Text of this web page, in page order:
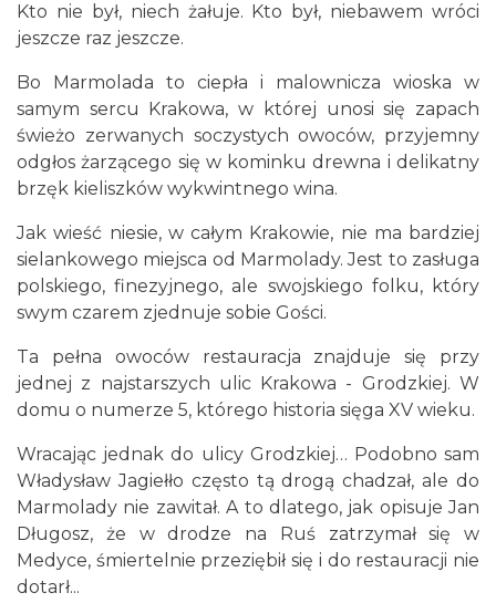
Kto nie był, niech żałuje. Kto był, niebawem wróci
jeszcze raz jeszcze.
Bo Marmolada to ciepła i malownicza wioska w
samym sercu Krakowa, w której unosi się zapach
świeżo zerwanych soczystych owoców, przyjemny
odgłos żarzącego się w kominku drewna i delikatny
brzęk kieliszków wykwintnego wina.
Jak wieść niesie, w całym Krakowie, nie ma bardziej
sielankowego miejsca od Marmolady. Jest to zasługa
polskiego, finezyjnego, ale swojskiego folku, który
swym czarem zjednuje sobie Gości.
Ta pełna owoców restauracja znajduje się przy
jednej z najstarszych ulic Krakowa - Grodzkiej. W
domu o numerze 5, którego historia sięga XV wieku.
Wracając jednak do ulicy Grodzkiej… Podobno sam
Władysław Jagiełło często tą drogą chadzał, ale do
Marmolady nie zawitał. A to dlatego, jak opisuje Jan
Długosz, że w drodze na Ruś zatrzymał się w
Medyce, śmiertelnie przeziębił się i do restauracji nie
dotarł...